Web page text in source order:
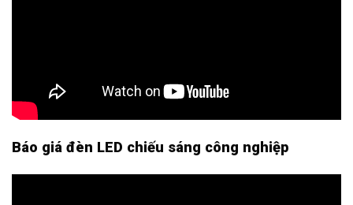
Báo giá đèn LED chiếu sáng công nghiệp